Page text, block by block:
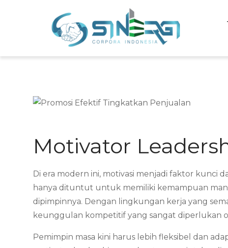
Motivator
Di era modern ini, motivasi menjadi faktor kunci
hanya dituntut untuk memiliki kemampuan
dipimpinnya. Dengan lingkungan kerja yang
keunggulan kompetitif yang sangat diperlukan
Pemimpin masa kini harus lebih fleksibel dan